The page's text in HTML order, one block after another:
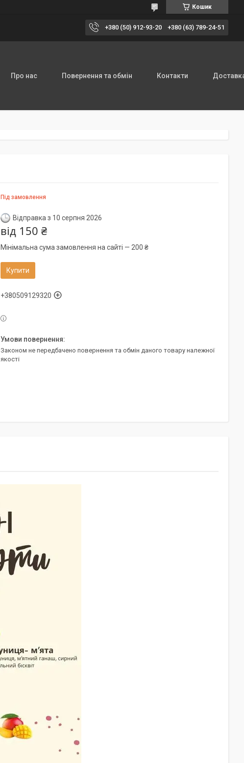
Кошик
+380 (50) 912-93-20 +380 (63) 789-24-51
Про нас Повернення та обмін Контакти
Під замовлення
Відправка з 10 серпня 2026
від 150 ₴
Мінімальна сума замовлення на сайті — 200 ₴
Купити
+380509129320
Законом не передбачено повернення та обмін даного товару належної
якості